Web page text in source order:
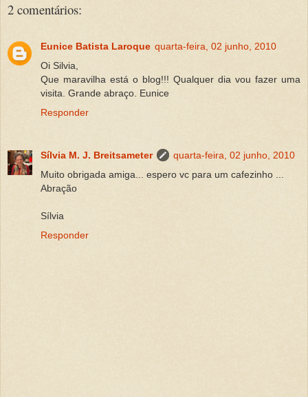
2 comentários:
Eunice Batista Laroque quarta-feira, 02 junho, 2010
Oi Silvia,
Que maravilha está o blog!!! Qualquer dia vou fazer uma
visita. Grande abraço. Eunice
Responder
Sílvia M. J. Breitsameter
quarta-feira, 02 junho, 2010
Muito obrigada amiga... espero vc para um cafezinho ...
Abração
Sílvia
Responder